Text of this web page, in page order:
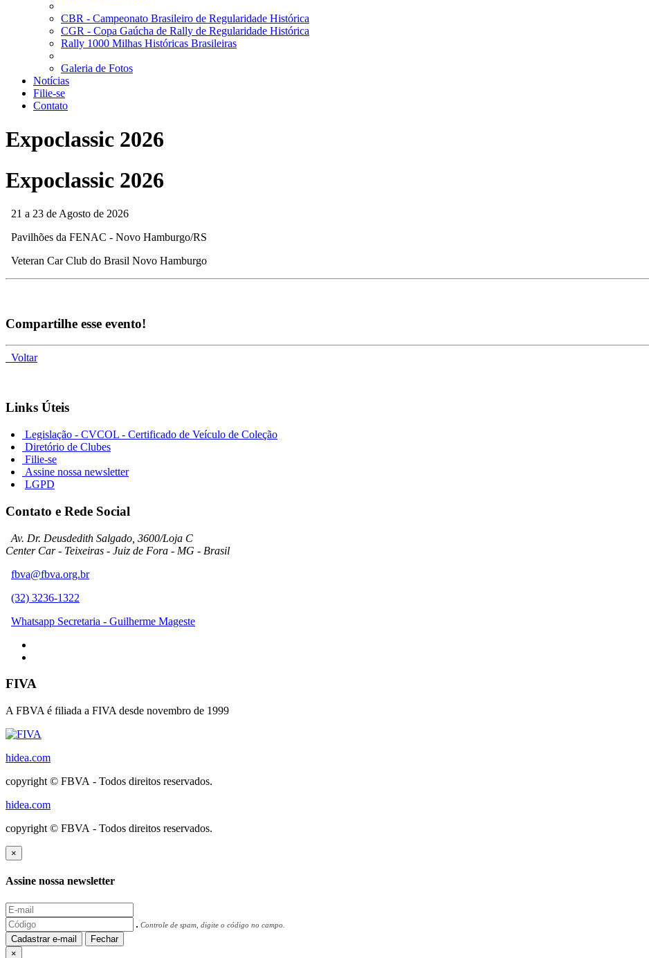
CBR - Campeonato Brasileiro de Regularidade Histórica
CGR - Copa Gaúcha de Rally de Regularidade Histórica
Rally 1000 Milhas Históricas Brasileiras
Galeria de Fotos
Notícias
Filie-se
Contato
Expoclassic 2026
Expoclassic 2026
21 a 23 de Agosto de 2026
Pavilhões da FENAC - Novo Hamburgo/RS
Veteran Car Club do Brasil Novo Hamburgo
Compartilhe esse evento!
Voltar
Links Úteis
Legislação - CVCOL - Certificado de Veículo de Coleção
Diretório de Clubes
Filie-se
Assine nossa newsletter
LGPD
Contato e Rede Social
Av. Dr. Deusdedith Salgado, 3600/Loja C
Center Car - Teixeiras - Juiz de Fora - MG - Brasil
fbva@fbva.org.br
(32) 3236-1322
Whatsapp Secretaria - Guilherme Mageste
FIVA
A FBVA é filiada a FIVA desde novembro de 1999
hidea.com
copyright © FBVA - Todos direitos reservados.
hidea.com
copyright © FBVA - Todos direitos reservados.
×
Assine nossa newsletter
Controle de spam, digite o código no campo.
Cadastrar e-mail
Fechar
×